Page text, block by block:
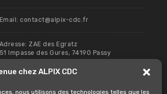
chez ALPIX CDC
nous utilisons des technologies telles que les
Email: contact@alpix-cdc.fr
Adresse: ZAE des Egratz
51 Impasse des Gures, 74190 Passy